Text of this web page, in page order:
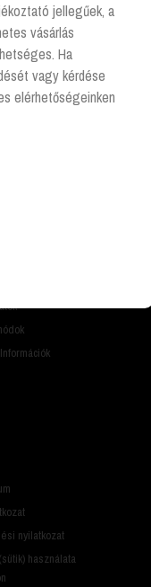
223 8470
magas
nyilatkozat
használata
jellegűek, a
vásárlás
Ha
vagy kérdése
elérhetőségeinken